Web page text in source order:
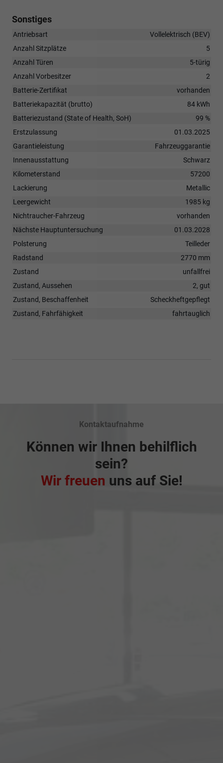
Sonstiges
Antriebsart
Vollelektrisch (BEV)
Anzahl Sitzplätze
5
Anzahl Türen
5-türig
Anzahl Vorbesitzer
2
Batterie-Zertifikat
vorhanden
Batteriekapazität (brutto)
84 kWh
Batteriezustand (State of Health, SoH)
99 %
Erstzulassung
01.03.2025
Garantieleistung
Fahrzeuggarantie
Innenausstattung
Schwarz
Kilometerstand
57200
Lackierung
Metallic
Leergewicht
1985 kg
Nichtraucher-Fahrzeug
vorhanden
Nächste Hauptuntersuchung
01.03.2028
Polsterung
Teilleder
Radstand
2770 mm
Zustand
unfallfrei
Zustand, Aussehen
2, gut
Zustand, Beschaffenheit
Scheckheftgepflegt
Zustand, Fahrfähigkeit
fahrtauglich
Kontaktaufnahme
Können wir Ihnen behilflich
sein?
Wir freuen uns auf Sie!